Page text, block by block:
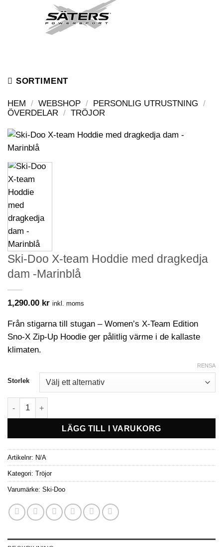
SORTIMENT
HEM / WEBSHOP / PERSONLIG UTRUSTNING /
ÖVERDELAR / TRÖJOR
Ski-Doo X-team Hoddie med dragkedja
dam -Marinblå
1,290.00 kr inkl. moms
Från stigarna till stugan – Women’s X-Team Edition
Sno-X Zip-Up Hoodie ger pålitlig värme i de kallaste
klimaten.
Storlek
RENSA
Ski-Doo X-team Hoddie med dragkedja dam -Marinblå mängd
LÄGG TILL I VARUKORG
Artikelnr: N/A
Kategori: Tröjor
Varumärke: Ski-Doo